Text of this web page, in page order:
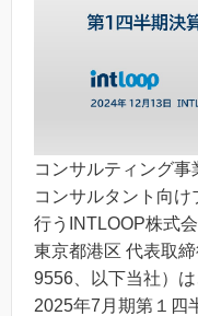
コンサルティング
コンサルタント向
行うINTLOOP株式
東京都港区 代表取
9556、以下当社）
2025年7月期第１四